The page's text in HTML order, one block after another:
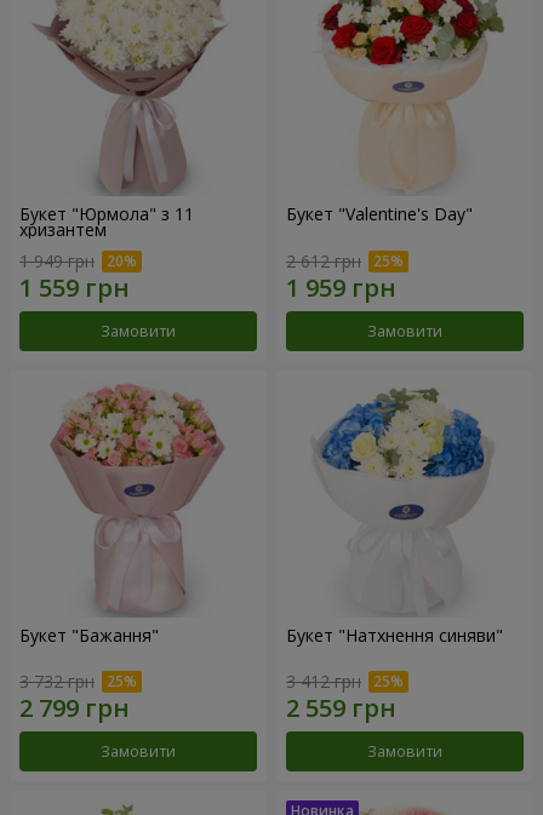
Букет "Юрмола" з 11
хризантем
1 949 грн
Замовити
Букет "Valentine's Day"
2 612 грн
Замовити
Букет "Бажання"
3 732 грн
Замовити
Букет "Натхнення синяви"
3 412 грн
Замовити